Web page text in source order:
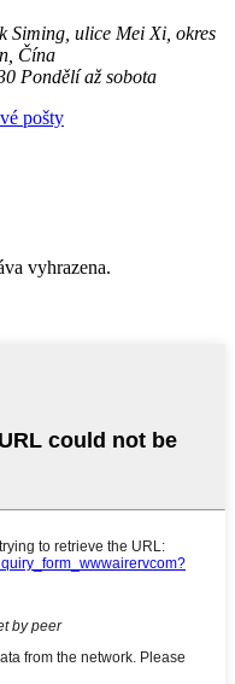
Siming, ulice Mei Xi, okres
Čína
Pondělí až sobota
vyhrazena.